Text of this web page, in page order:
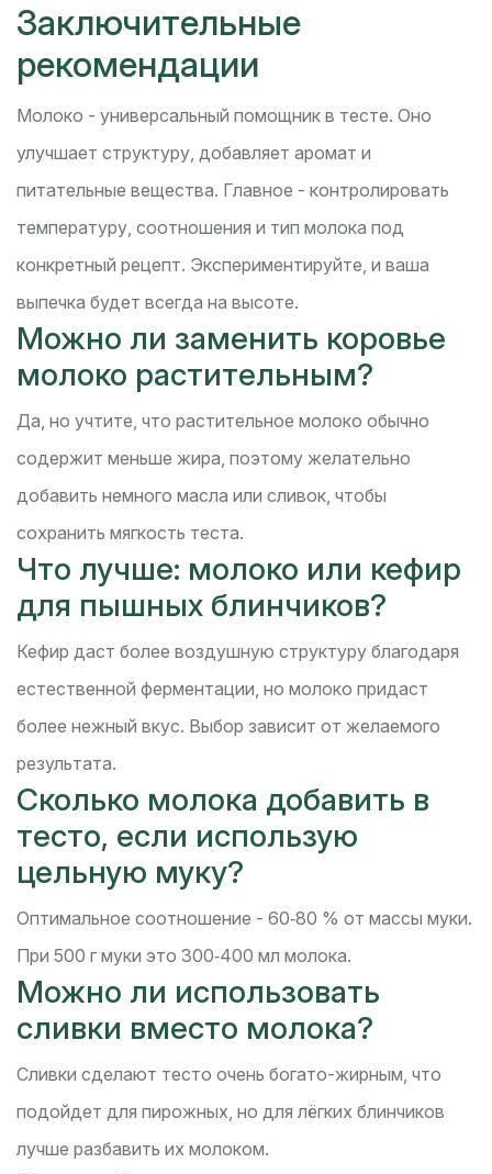
Заключительные
рекомендации
Молоко - универсальный помощник в тесте. Оно
улучшает структуру, добавляет аромат и
питательные вещества. Главное - контролировать
температуру, соотношения и тип молока под
конкретный рецепт. Экспериментируйте, и ваша
выпечка будет всегда на высоте.
Можно ли заменить коровье
молоко растительным?
Да, но учтите, что растительное молоко обычно
содержит меньше жира, поэтому желательно
добавить немного масла или сливок, чтобы
сохранить мягкость теста.
Что лучше: молоко или кефир
для пышных блинчиков?
Кефир даст более воздушную структуру благодаря
естественной ферментации, но молоко придаст
более нежный вкус. Выбор зависит от желаемого
результата.
Сколько молока добавить в
тесто, если использую
цельную муку?
Оптимальное соотношение - 60‑80 % от массы муки.
При 500 г муки это 300‑400 мл молока.
Можно ли использовать
сливки вместо молока?
Сливки сделают тесто очень богато-жирным, что
подойдет для пирожных, но для лёгких блинчиков
лучше разбавить их молоком.